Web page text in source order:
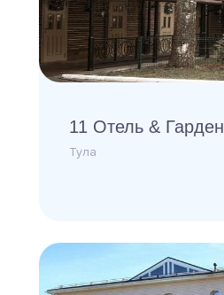
11 Отель & Гарден
Тула